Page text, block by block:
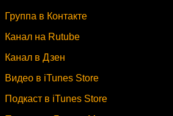
Группа в Контакте
Канал на Rutube
Канал в Дзен
Видео в iTunes Store
Подкаст в iTunes Store